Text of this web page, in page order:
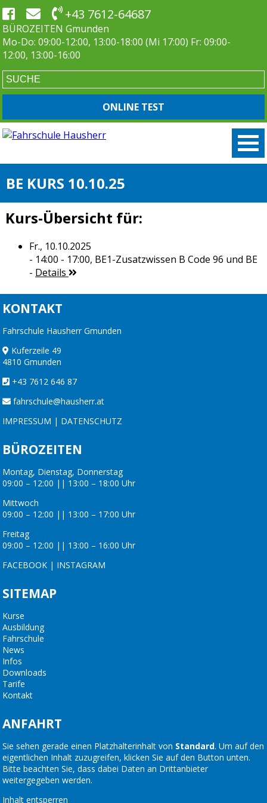
+43 7612-64687
BÜROZEITEN Gmunden
Mo-Do: 09:00-12:00, 13:00-18:00 (Mi 17:00) Fr: 09:00-
12:00, 13:00-16:00
ONLINE TEST
BE KURS 10.10.25
Kurs-Übersicht für:
Fr., 10.10.2025
- 14:00 - 17:00, BE1-Zusatzwissen B Code 96 und BE
- Details
KONTAKT
Fahrschule Hausherr Gmunden
Kuferzeile 49
4810 Gmunden
+43 7612 646 87
fahrschule@hausherr.at
IMPRESSUM | DATENSCHUTZ
BÜROZEITEN
Montag, Dienstag, Donnerstag
09:00 – 12:00 || 13:00 – 18:00 Uhr
Mittwoch
09:00 – 12:00 || 13:00 – 17:00 Uhr
Freitag
09:00 – 12:00 || 13:00 – 16:00 Uhr
FACEBOOK | INSTAGRAM
SITEMAP
Kurse
Ausbildung
Fahrschule
News
Infos
Downloads
Tarife
Kontakt
ANFAHRT
Sie sehen gerade einen Platzhalterinhalt von Standard. Um auf den
eigentlichen Inhalt zuzugreifen, klicken Sie auf den Button unten.
Bitte beachten Sie, dass dabei Daten an Drittanbieter
weitergegeben werden.
Inhalt entsperren